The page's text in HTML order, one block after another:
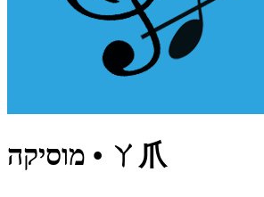
מוסיקה • ㄚ爪